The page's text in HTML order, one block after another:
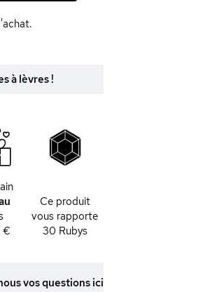
à lèvres !
€
Ce produit
vous rapporte
30 Rubys
vos questions ici